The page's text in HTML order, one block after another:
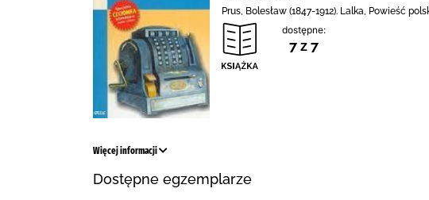
Prus, Bolesław (1847-1912). Lalka, Powieść
dostępne:
7 z 7
Więcej informacji
Dostępne egzemplarze